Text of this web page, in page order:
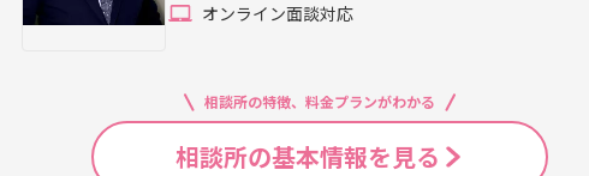
オンライン面談対応
相談所の特徴、料金プランがわかる
相談所の基本情報を見る